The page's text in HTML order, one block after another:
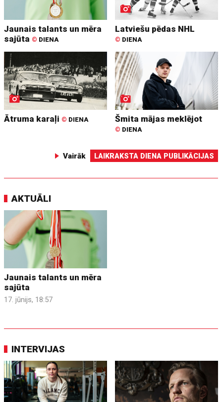
Jaunais talants un mēra
sajūta © DIENA
Latviešu pēdas NHL
© DIENA
Ātruma karaļi © DIENA Šmita mājas meklējot
© DIENA
Vairāk LAIKRAKSTA DIENA PUBLIKĀCIJAS
AKTUĀLI
Jaunais talants un mēra
sajūta
17. jūnijs, 18:57
INTERVIJAS